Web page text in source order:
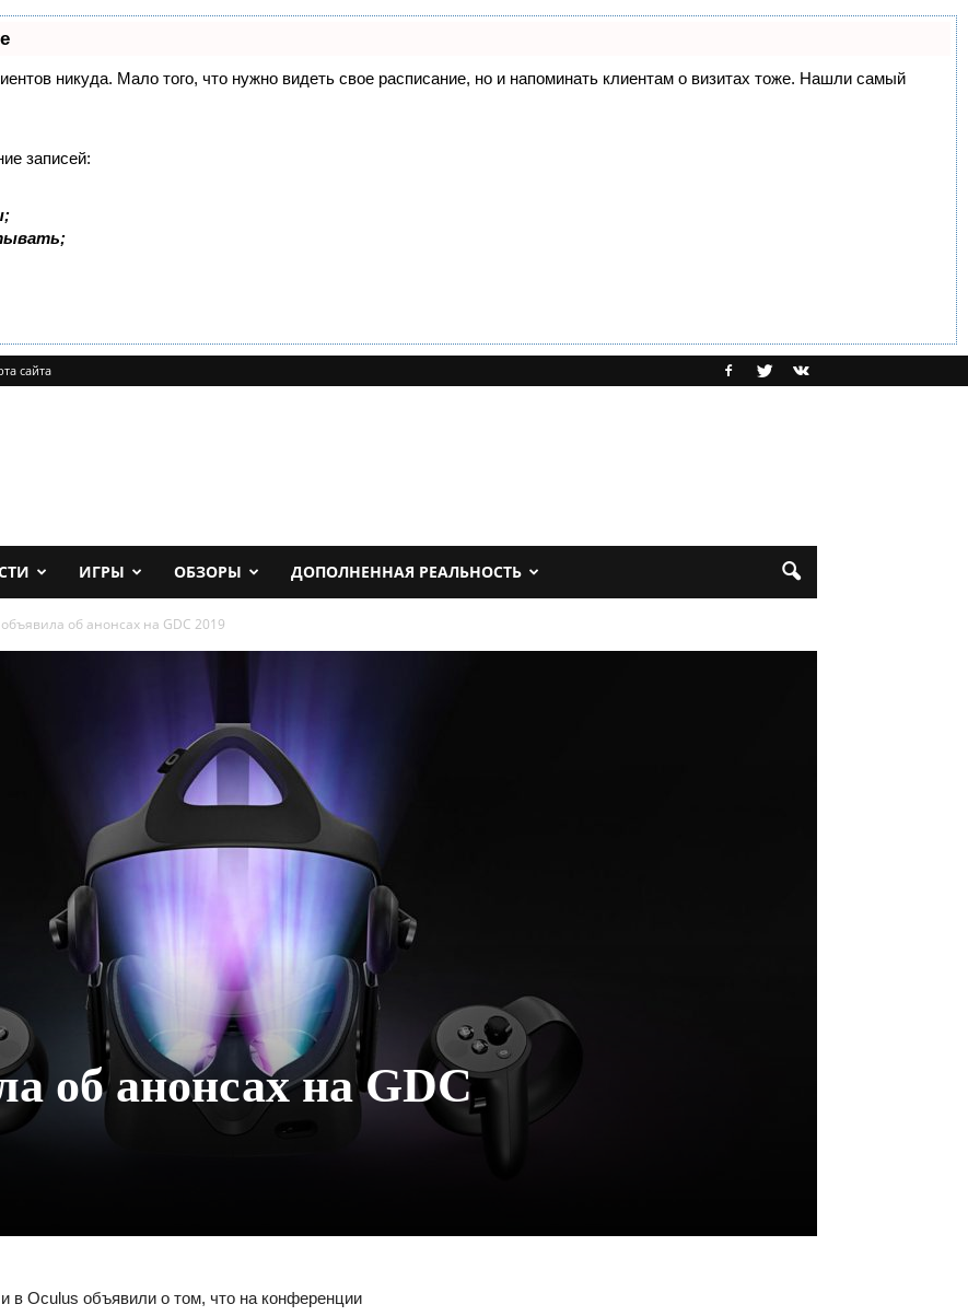
никуда. Мало того, что нужно видеть свое расписание, но и напоминать клиентам о визитах тоже. Нашли самый
записей:
сайта
ИГРЫ ОБЗОРЫ ДОПОЛНЕННАЯ РЕАЛЬНОСТЬ
об анонсах на GDC 2019
об анонсах на GDC
в Oculus объявили о том, что на конференции